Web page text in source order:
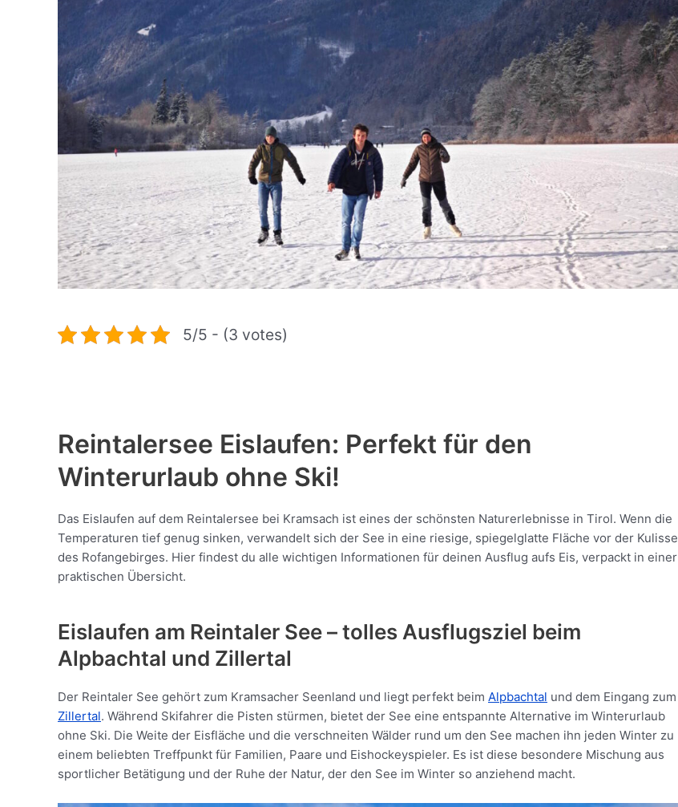
5/5 - (3 votes)
Reintalersee Eislaufen: Perfekt für den
Winterurlaub ohne Ski!
Das Eislaufen auf dem Reintalersee bei Kramsach ist eines der schönsten Naturerlebnisse in Tirol. Wenn die
Temperaturen tief genug sinken, verwandelt sich der See in eine riesige, spiegelglatte Fläche vor der Kulisse
des Rofangebirges. Hier findest du alle wichtigen Informationen für deinen Ausflug aufs Eis, verpackt in einer
praktischen Übersicht.
Eislaufen am Reintaler See – tolles Ausflugsziel beim
Alpbachtal und Zillertal
Der Reintaler See gehört zum Kramsacher Seenland und liegt perfekt beim Alpbachtal und dem Eingang zum
Zillertal. Während Skifahrer die Pisten stürmen, bietet der See eine entspannte Alternative im Winterurlaub
ohne Ski. Die Weite der Eisfläche und die verschneiten Wälder rund um den See machen ihn jeden Winter zu
einem beliebten Treffpunkt für Familien, Paare und Eishockeyspieler. Es ist diese besondere Mischung aus
sportlicher Betätigung und der Ruhe der Natur, der den See im Winter so anziehend macht.